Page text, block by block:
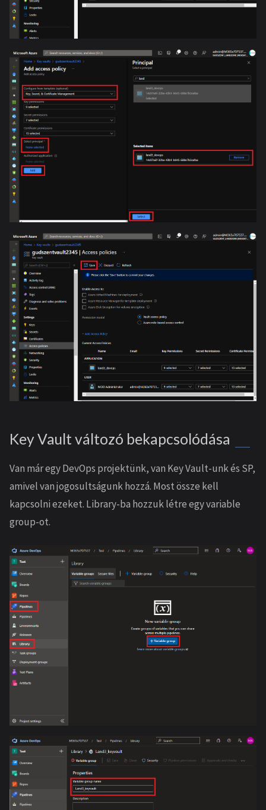
Key Vault változó bekapcsolódása
Van már egy DevOps projektünk, van Key Vault-unk és SP,
amivel van jogosultságunk hozzá. Most össze kell
kapcsolni ezeket. Library-ba hozzuk létre egy variable
group-ot.